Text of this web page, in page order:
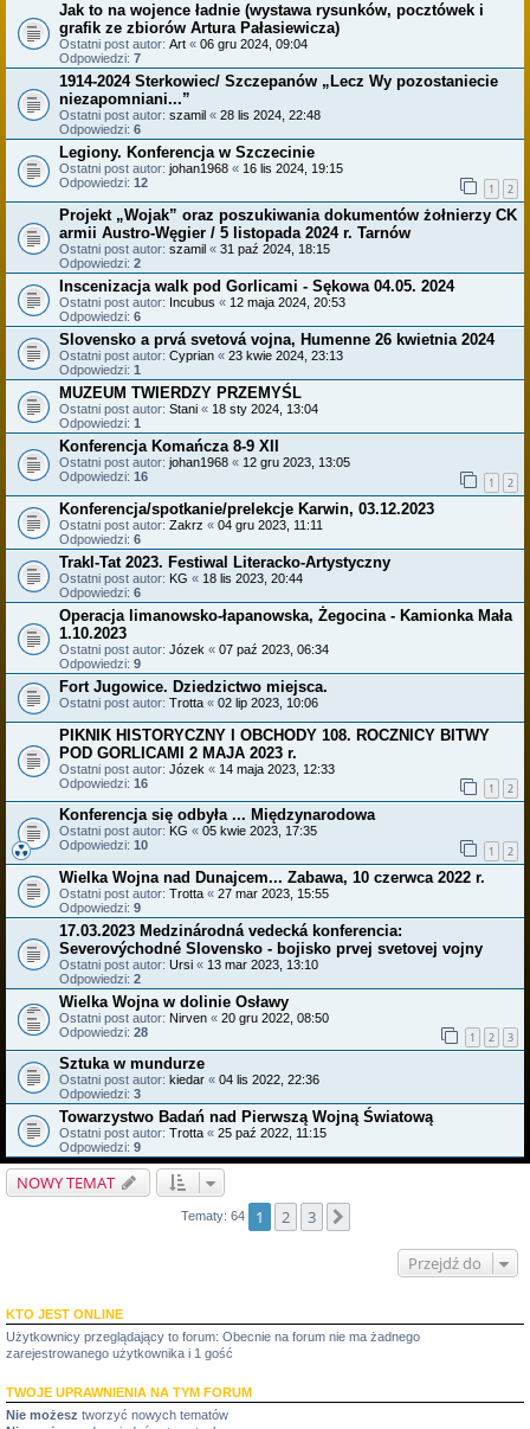
Jak to na wojence ładnie (wystawa rysunków, pocztówek i
grafik ze zbiorów Artura Pałasiewicza)
Ostatni post autor: Art « 06 gru 2024, 09:04
Odpowiedzi: 7
1914-2024 Sterkowiec/ Szczepanów „Lecz Wy pozostaniecie
niezapomniani...”
Ostatni post autor: szamil « 28 lis 2024, 22:48
Odpowiedzi: 6
Legiony. Konferencja w Szczecinie
Ostatni post autor: johan1968 « 16 lis 2024, 19:15
Odpowiedzi: 12 1 2
Projekt „Wojak” oraz poszukiwania dokumentów żołnierzy CK
armii Austro-Węgier / 5 listopada 2024 r. Tarnów
Ostatni post autor: szamil « 31 paź 2024, 18:15
Odpowiedzi: 2
Inscenizacja walk pod Gorlicami - Sękowa 04.05. 2024
Ostatni post autor: Incubus « 12 maja 2024, 20:53
Odpowiedzi: 6
Slovensko a prvá svetová vojna, Humenne 26 kwietnia 2024
Ostatni post autor: Cyprian « 23 kwie 2024, 23:13
Odpowiedzi: 1
MUZEUM TWIERDZY PRZEMYŚL
Ostatni post autor: Stani « 18 sty 2024, 13:04
Odpowiedzi: 1
Konferencja Komańcza 8-9 XII
Ostatni post autor: johan1968 « 12 gru 2023, 13:05
Odpowiedzi: 16 1 2
Konferencja/spotkanie/prelekcje Karwin, 03.12.2023
Ostatni post autor: Zakrz « 04 gru 2023, 11:11
Odpowiedzi: 6
Trakl-Tat 2023. Festiwal Literacko-Artystyczny
Ostatni post autor: KG « 18 lis 2023, 20:44
Odpowiedzi: 6
Operacja limanowsko-łapanowska, Żegocina - Kamionka Mała
1.10.2023
Ostatni post autor: Józek « 07 paź 2023, 06:34
Odpowiedzi: 9
Fort Jugowice. Dziedzictwo miejsca.
Ostatni post autor: Trotta « 02 lip 2023, 10:06
PIKNIK HISTORYCZNY I OBCHODY 108. ROCZNICY BITWY
POD GORLICAMI 2 MAJA 2023 r.
Ostatni post autor: Józek « 14 maja 2023, 12:33
Odpowiedzi: 16 1 2
Konferencja się odbyła ... Międzynarodowa
Ostatni post autor: KG « 05 kwie 2023, 17:35
Odpowiedzi: 10 1 2
Wielka Wojna nad Dunajcem... Zabawa, 10 czerwca 2022 r.
Ostatni post autor: Trotta « 27 mar 2023, 15:55
Odpowiedzi: 9
17.03.2023 Medzinárodná vedecká konferencia:
Severovýchodné Slovensko - bojisko prvej svetovej vojny
Ostatni post autor: Ursi « 13 mar 2023, 13:10
Odpowiedzi: 2
Wielka Wojna w dolinie Osławy
Ostatni post autor: Nirven « 20 gru 2022, 08:50
Odpowiedzi: 28 1 2 3
Sztuka w mundurze
Ostatni post autor: kiedar « 04 lis 2022, 22:36
Odpowiedzi: 3
Towarzystwo Badań nad Pierwszą Wojną Światową
Ostatni post autor: Trotta « 25 paź 2022, 11:15
Odpowiedzi: 9
NOWY TEMAT
Tematy: 64 1 2 3
Przejdź do
KTO JEST ONLINE
Użytkownicy przeglądający to forum: Obecnie na forum nie ma żadnego
zarejestrowanego użytkownika i 1 gość
TWOJE UPRAWNIENIA NA TYM FORUM
Nie możesz tworzyć nowych tematów